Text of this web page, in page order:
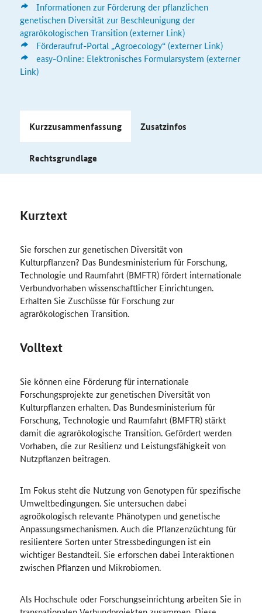
Informationen zur Förderung der pflanzlichen
genetischen Diversität zur Beschleunigung der
agrarökologischen Transition (externer Link)
Förderaufruf-Portal „Agroecology“(externer Link)
easy-Online: Elektronisches Formularsystem (externer
Link)
Kurzzusammenfassung Zusatzinfos
Rechtsgrundlage
Kurztext
Sie forschen zur genetischen Diversität von
Kulturpflanzen? Das Bundesministerium für Forschung,
Technologie und Raumfahrt (BMFTR) fördert internationale
Verbundvorhaben wissenschaftlicher Einrichtungen.
Erhalten Sie Zuschüsse für Forschung zur
agrarökologischen Transition.
Volltext
Sie können eine Förderung für internationale
Forschungsprojekte zur genetischen Diversität von
Kulturpflanzen erhalten. Das Bundesministerium für
Forschung, Technologie und Raumfahrt (BMFTR) stärkt
damit die agrarökologische Transition. Gefördert werden
Vorhaben, die zur Resilienz und Leistungsfähigkeit von
Nutzpflanzen beitragen.
Im Fokus steht die Nutzung von Genotypen für spezifische
Umweltbedingungen. Sie untersuchen dabei
agroökologisch relevante Phänotypen und genetische
Anpassungsmechanismen. Auch die Pflanzenzüchtung für
resilientere Sorten unter Stressbedingungen ist ein
wichtiger Bestandteil. Sie erforschen dabei Interaktionen
zwischen Pflanzen und Mikrobiomen.
Als Hochschule oder Forschungseinrichtung arbeiten Sie in